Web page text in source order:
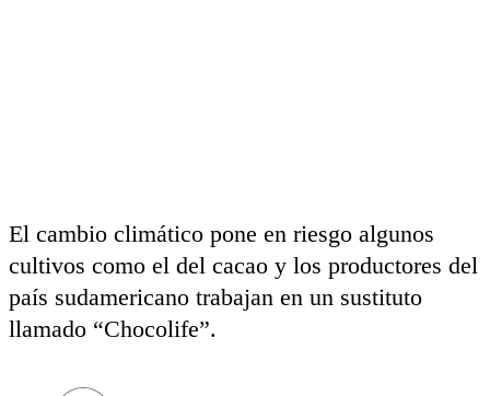
El cambio climático pone en riesgo algunos
cultivos como el del cacao y los productores del
país sudamericano trabajan en un sustituto
llamado “Chocolife”.